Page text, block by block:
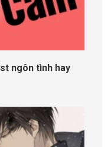
ngôn tình hay